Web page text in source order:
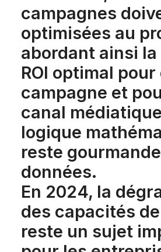
campagnes
optimisées au
abordant ainsi
ROI optimal
campagne et
canal
logique
reste
données.
En 2024, la
des capacités
reste un sujet